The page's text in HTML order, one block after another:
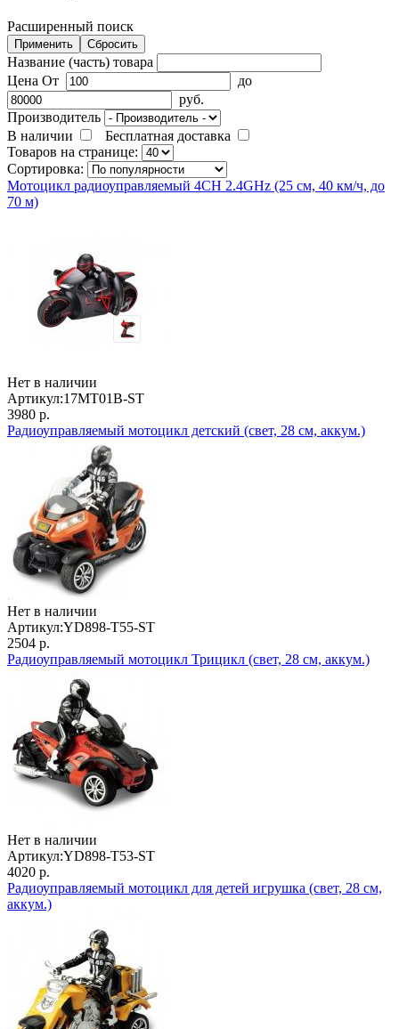
Расширенный поиск
Название (часть) товара
Цена От
до
руб.
Производитель
В наличии
Бесплатная доставка
Товаров на странице:
Сортировка:
Мотоцикл радиоуправляемый 4CH 2.4GHz (25 см, 40 км/ч, до
70 м)
Нет в наличии
Артикул:17MT01B-ST
3980 р.
Радиоуправляемый мотоцикл детский (свет, 28 см, аккум.)
Нет в наличии
Артикул:YD898-T55-ST
2504 р.
Радиоуправляемый мотоцикл Трицикл (свет, 28 см, аккум.)
Нет в наличии
Артикул:YD898-T53-ST
4020 р.
Радиоуправляемый мотоцикл для детей игрушка (свет, 28 см,
аккум.)